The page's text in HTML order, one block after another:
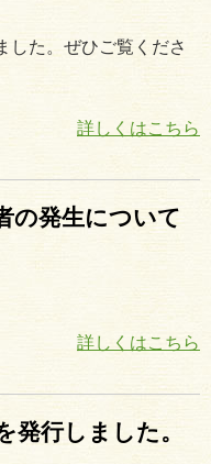
した。ぜひご覧くださ
詳しくはこちら
の発生について
詳しくはこちら
発行しました。